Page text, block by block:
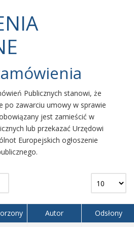
Publicznych stanowi, że
po zawarciu umowy w sprawie
jest zamieścić w
lub przekazać Urzędowi
Europejskich ogłoszenie
Autor
Odsłony